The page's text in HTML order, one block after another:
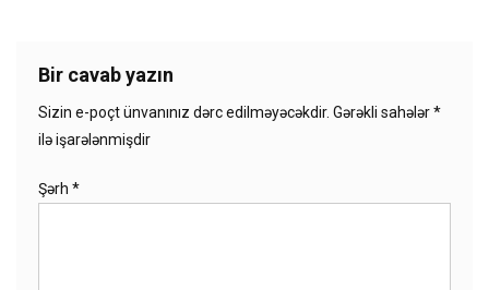
Bir cavab yazın
Sizin e-poçt ünvanınız dərc edilməyəcəkdir. Gərəkli sahələr*
ilə işarələnmişdir
Şərh *